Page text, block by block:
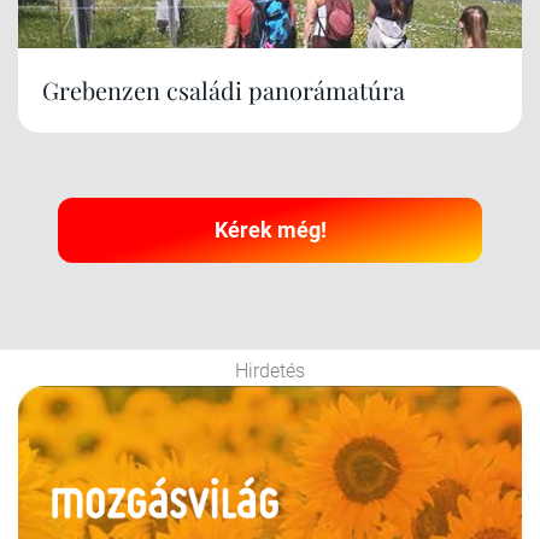
Grebenzen családi panorámatúra
Kérek még!
Hirdetés